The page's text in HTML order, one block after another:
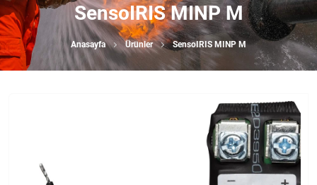
SensoIRIS MINP М
Anasayfa Ürünler SensoIRIS MINP М